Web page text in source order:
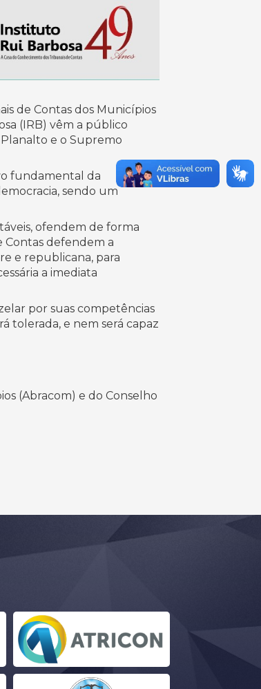
de Contas dos Municípios
(IRB) vêm a público
e o Supremo
fundamental da
sendo um
ofendem de forma
Contas defendem a
e republicana, para
a imediata
por suas competências
tolerada, e nem será capaz
(Abracom) e do Conselho